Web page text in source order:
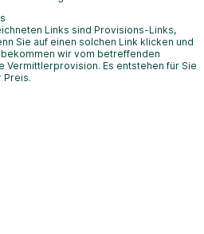
Links sind Provisions-Links,
Sie auf einen solchen Link klicken und
wir vom betreffenden
Vermittlerprovision. Es entstehen für Sie
Preis.